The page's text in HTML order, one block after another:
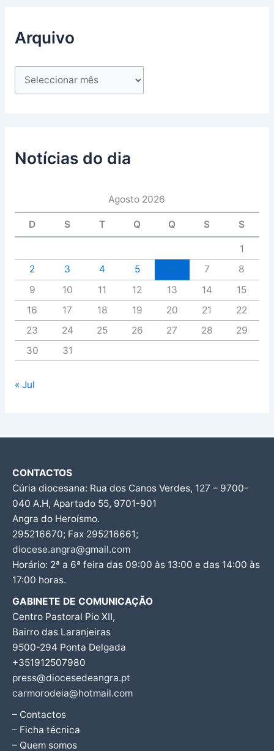
Arquivo
Notícias do dia
Agosto 2026
D S T Q Q S S
1
2
3 4 5 7
8
9
10 11 12 13 14
15
16
17 18 19 20 21
22
23
24 25 26 27 28
29
30
31
« Jul
CONTACTOS
Cúria diocesana: Rua dos Canos Verdes, 127 – 9700-
040 A.H, Apartado 55, 9701-901
Angra do Heroísmo.
295216670; Fax 295216661;
diocese.angra@gmail.com
Horário: 2ª a 6ª feira das 09:00 às 13:00 e das 14:00 às
17:00 horas.
GABINETE DE COMUNICAÇÃO
Centro Pastoral Pio XII,
Bairro das Laranjeiras
9500-294 Ponta Delgada
+351912507980
press@diocesedeangra.pt
carmorodeia@hotmail.com
– Contactos
– Ficha técnica
– Quem somos